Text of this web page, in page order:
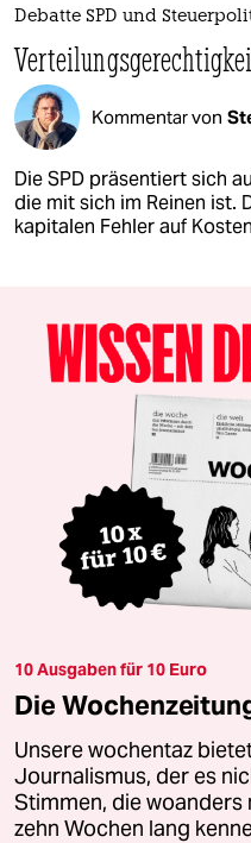
Debatte SPD und
Kommentar von
Die SPD präsentiert sich
die mit sich im Reinen ist.
kapitalen Fehler auf
10 Ausgaben für 10 Euro
Die
Unsere wochentaz
Journalismus, der es
Stimmen, die
zehn Wochen lang